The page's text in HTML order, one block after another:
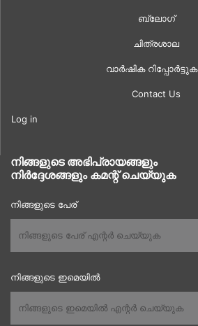
ബ്ലോഗ്
ചിത്രശാല
വാർഷിക
Contact Us
Log in
നിങ്ങളുടെ അഭിപ്രായങ്ങളും
നിർദ്ദേശങ്ങളും കമന്റ് ചെയ്യുക
നിങ്ങളുടെ പേര്
നിങ്ങളുടെ ഇമെയിൽ